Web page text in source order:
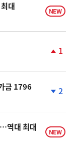
대
NEW
상
1
금 1796
하
락
2
역대 최대
NEW